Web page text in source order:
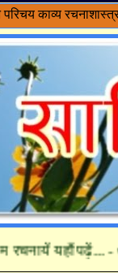
परिचय काव्य
यहाँ पढ़ें... -